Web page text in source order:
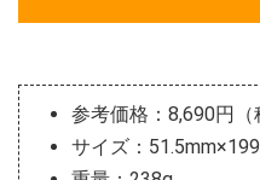
参考価格：8,690円（
サイズ：